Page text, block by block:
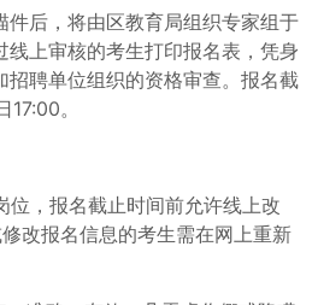
件后，将由区教育局组织专家组于
线上审核的考生打印报名表，凭身
招聘单位组织的资格审查。报名截
。
位，报名截止时间前允许线上改
改报名信息的考生需在网上重新